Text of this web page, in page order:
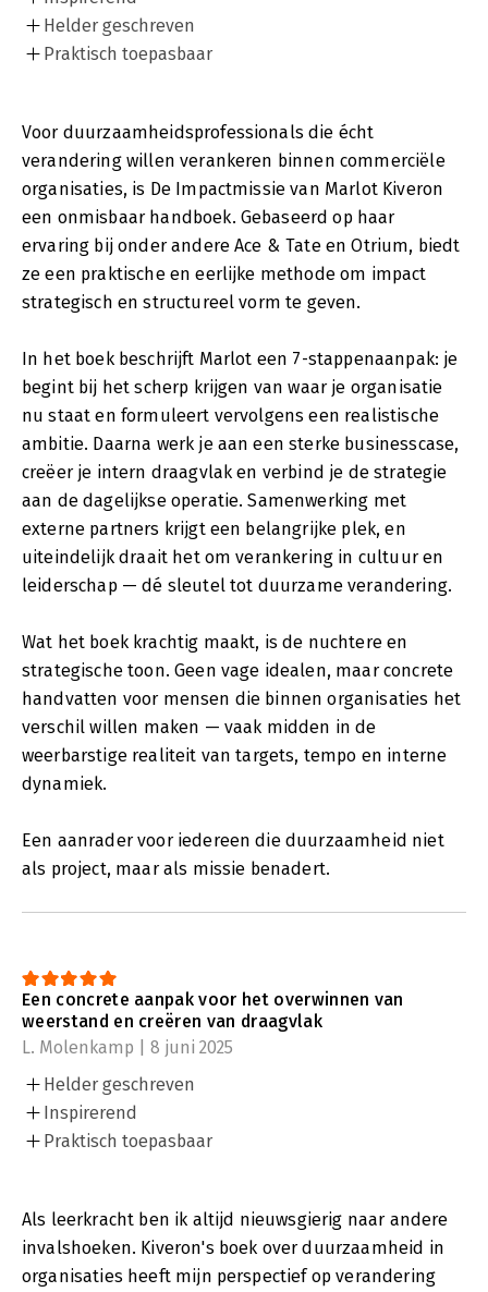
Helder geschreven
Praktisch toepasbaar
Voor duurzaamheidsprofessionals die écht
verandering willen verankeren binnen commerciële
organisaties, is De Impactmissie van Marlot Kiveron
een onmisbaar handboek. Gebaseerd op haar
ervaring bij onder andere Ace & Tate en Otrium, biedt
ze een praktische en eerlijke methode om impact
strategisch en structureel vorm te geven.
In het boek beschrijft Marlot een 7-stappenaanpak: je
begint bij het scherp krijgen van waar je organisatie
nu staat en formuleert vervolgens een realistische
ambitie. Daarna werk je aan een sterke businesscase,
creëer je intern draagvlak en verbind je de strategie
aan de dagelijkse operatie. Samenwerking met
externe partners krijgt een belangrijke plek, en
uiteindelijk draait het om verankering in cultuur en
leiderschap — dé sleutel tot duurzame verandering.
Wat het boek krachtig maakt, is de nuchtere en
strategische toon. Geen vage idealen, maar concrete
handvatten voor mensen die binnen organisaties het
verschil willen maken — vaak midden in de
weerbarstige realiteit van targets, tempo en interne
dynamiek.
Een aanrader voor iedereen die duurzaamheid niet
als project, maar als missie benadert.
Een concrete aanpak voor het overwinnen van
weerstand en creëren van draagvlak
L. Molenkamp | 8 juni 2025
Helder geschreven
Inspirerend
Praktisch toepasbaar
Als leerkracht ben ik altijd nieuwsgierig naar andere
invalshoeken. Kiveron's boek over duurzaamheid in
organisaties heeft mijn perspectief op verandering